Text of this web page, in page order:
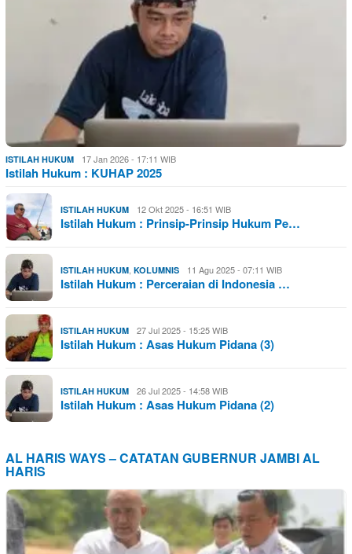
ISTILAH HUKUM 17 Jan 2026 - 17:11 WIB
Istilah Hukum : KUHAP 2025
ISTILAH HUKUM 12 Okt 2025 - 16:51 WIB
Istilah Hukum : Prinsip-Prinsip Hukum Pe…
ISTILAH HUKUM KOLUMNIS 11 Agu 2025 - 07:11 WIB
Istilah Hukum : Perceraian di Indonesia …
ISTILAH HUKUM 27 Jul 2025 - 15:25 WIB
Istilah Hukum : Asas Hukum Pidana (3)
ISTILAH HUKUM 26 Jul 2025 - 14:58 WIB
Istilah Hukum : Asas Hukum Pidana (2)
AL HARIS WAYS – CATATAN GUBERNUR JAMBI AL
HARIS